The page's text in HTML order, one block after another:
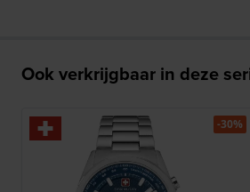
Ook verkrijgbaar in deze
-30%